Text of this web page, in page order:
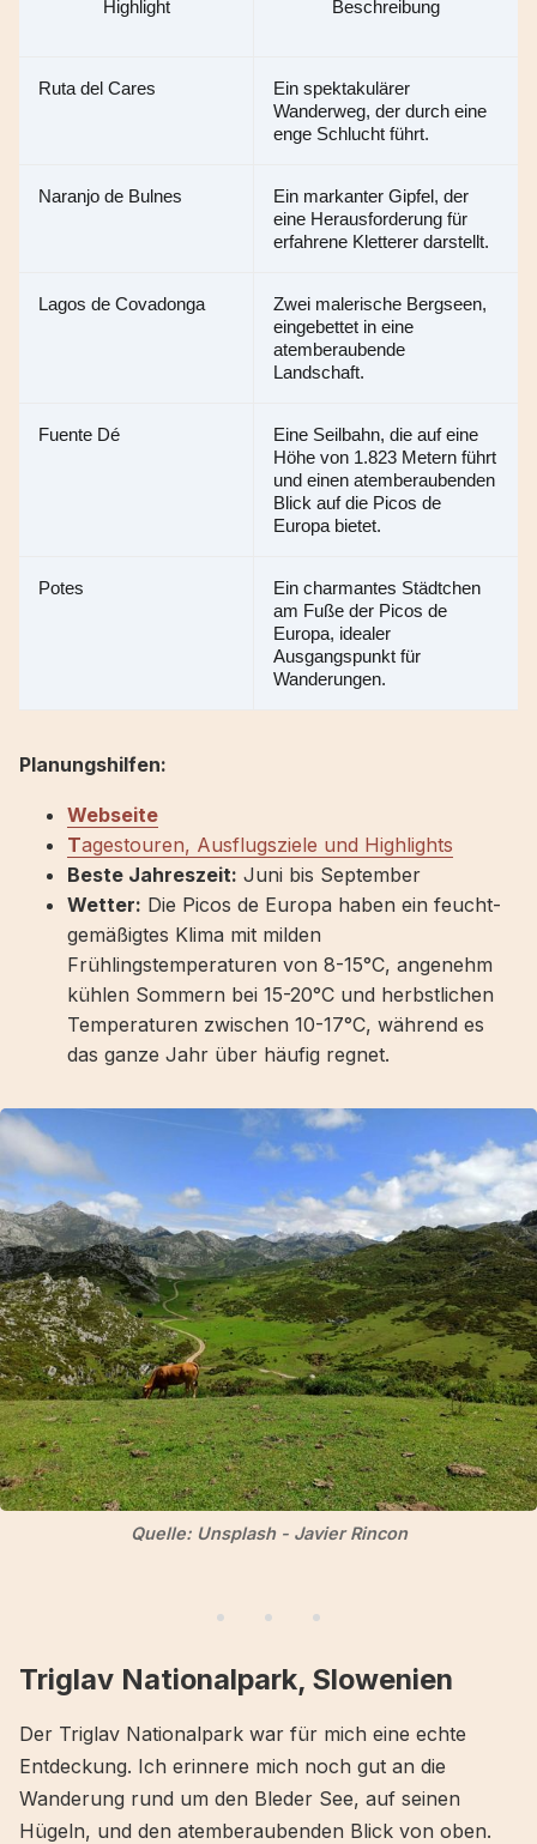
Highlight Beschreibung
Ruta del Cares
Ein spektakulärer
Wanderweg, der durch eine
enge Schlucht führt.
Naranjo de Bulnes
Ein markanter Gipfel, der
eine Herausforderung für
erfahrene Kletterer darstellt.
Lagos de Covadonga
Zwei malerische Bergseen,
eingebettet in eine
atemberaubende
Landschaft.
Fuente Dé
Eine Seilbahn, die auf eine
Höhe von 1.823 Metern führt
und einen atemberaubenden
Blick auf die Picos de
Europa bietet.
Potes
Ein charmantes Städtchen
am Fuße der Picos de
Europa, idealer
Ausgangspunkt für
Wanderungen.
Planungshilfen:
Webseite
Tagestouren, Ausflugsziele und Highlights
Beste Jahreszeit: Juni bis September
Wetter: Die Picos de Europa haben ein feucht-
gemäßigtes Klima mit milden
Frühlingstemperaturen von 8-15°C, angenehm
kühlen Sommern bei 15-20°C und herbstlichen
Temperaturen zwischen 10-17°C, während es
das ganze Jahr über häufig regnet.
Quelle: Unsplash - Javier Rincon
Triglav Nationalpark, Slowenien
Der Triglav Nationalpark war für mich eine echte
Entdeckung. Ich erinnere mich noch gut an die
Wanderung rund um den Bleder See, auf seinen
Hügeln, und den atemberaubenden Blick von oben.